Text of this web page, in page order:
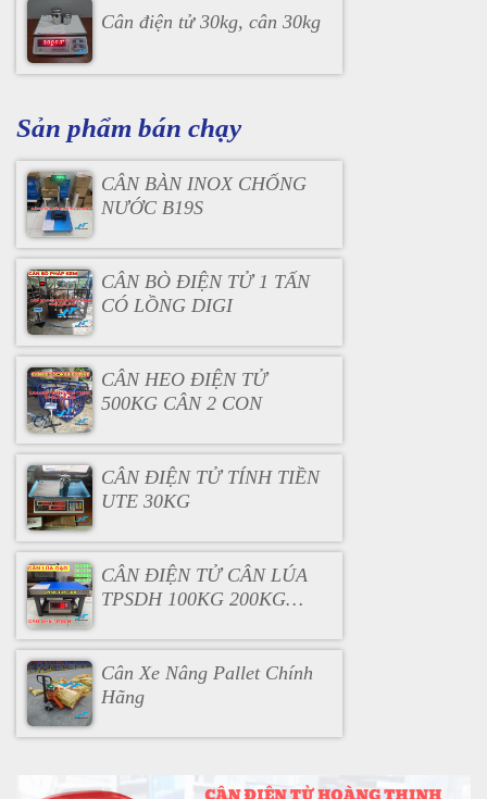
Cân điện tử 30kg, cân 30kg
Sản phẩm bán chạy
CÂN BÀN INOX CHỐNG
NƯỚC B19S
CÂN BÒ ĐIỆN TỬ 1 TẤN
CÓ LỒNG DIGI
CÂN HEO ĐIỆN TỬ
500KG CÂN 2 CON
CÂN ĐIỆN TỬ TÍNH TIỀN
UTE 30KG
CÂN ĐIỆN TỬ CÂN LÚA
TPSDH 100KG 200KG
Cân Xe Nâng Pallet Chính
Hãng